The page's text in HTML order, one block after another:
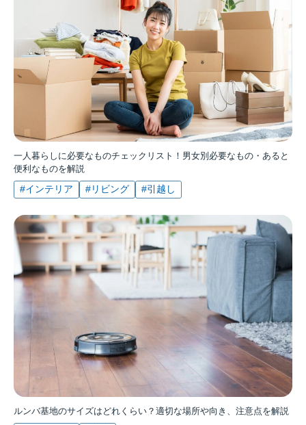
一人暮らしに必要なものチェックリスト！男女別必要なもの・あると
便利なものを解説
#インテリア #リビング #引越し
ルンバ基地のサイズはどれくらい？適切な場所や向き、注意点を解説